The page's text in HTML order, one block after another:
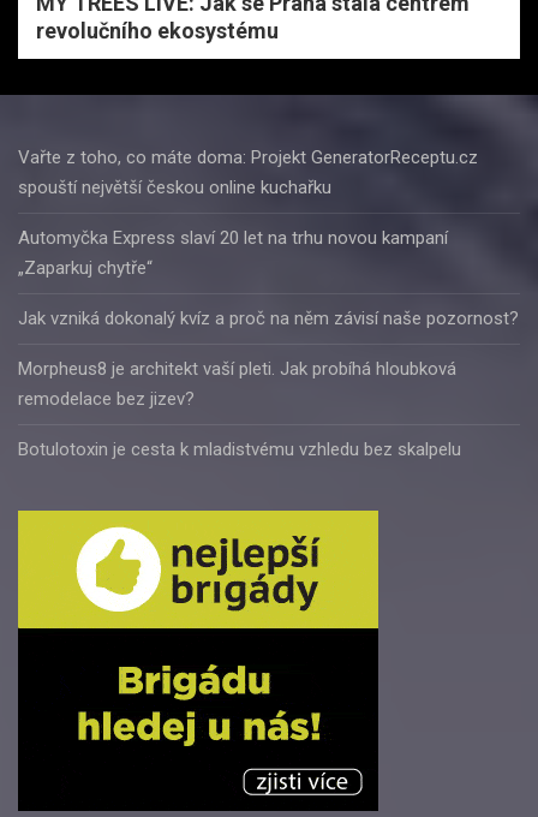
revolučního ekosystému
Vařte z toho, co máte doma: Projekt GeneratorReceptu.cz
spouští největší českou online kuchařku
Automyčka Express slaví 20 let na trhu novou kampaní
„Zaparkuj chytře“
Jak vzniká dokonalý kvíz a proč na něm závisí naše pozornost?
Morpheus8 je architekt vaší pleti. Jak probíhá hloubková
remodelace bez jizev?
Botulotoxin je cesta k mladistvému vzhledu bez skalpelu